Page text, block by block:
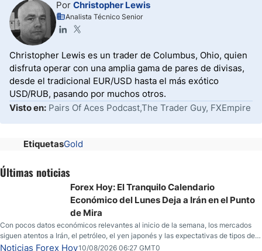
Por Christopher Lewis
Analista Técnico Senior
Christopher Lewis es un trader de Columbus, Ohio, quien
disfruta operar con una amplia gama de pares de divisas,
desde el tradicional EUR/USD hasta el más exótico
USD/RUB, pasando por muchos otros.
Visto en: Pairs Of Aces Podcast,The Trader Guy, FXEmpire
EtiquetasGold
Últimas noticias
Forex Hoy: El Tranquilo Calendario
Económico del Lunes Deja a Irán en el Punto
de Mira
Con pocos datos económicos relevantes al inicio de la semana, los mercados
siguen atentos a Irán, el petróleo, el yen japonés y las expectativas de tipos de
la Fed.
Noticias Forex Hoy10/08/2026 06:27 GMT0